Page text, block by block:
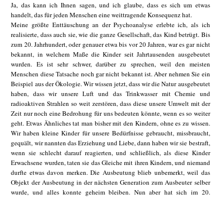
Ja, das kann ich Ihnen sagen, und ich glaube, dass es sich um etwas
handelt, das für jeden Menschen eine weittragende Konsequenz hat.
Meine größte Enttäuschung an der Psychoanalyse erlebte ich, als ich
realisierte, dass auch sie, wie die ganze Gesellschaft, das Kind betrügt. Bis
zum 20. Jahrhundert, oder genauer etwa bis vor 20 Jahren, war es gar nicht
bekannt, in welchem Maße die Kinder seit Jahrtausenden ausgebeutet
wurden. Es ist sehr schwer, darüber zu sprechen, weil den meisten
Menschen diese Tatsache noch gar nicht bekannt ist. Aber nehmen Sie ein
Beispiel aus der Ökologie. Wir wissen jetzt, dass wir die Natur ausgebeutet
haben, dass wir unsere Luft und das Trinkwasser mit Chemie und
radioaktiven Strahlen so weit zerstören, dass diese unsere Umwelt mit der
Zeit nur noch eine Bedrohung für uns bedeuten könnte, wenn es so weiter
geht. Etwas Ähnliches tat man bisher mit den Kindern, ohne es zu wissen.
Wir haben kleine Kinder für unsere Bedürfnisse gebraucht, missbraucht,
gequält, wir nannten das Erziehung und Liebe, dann haben wir sie bestraft,
wenn sie schlecht darauf reagierten, und schließlich, als diese Kinder
Erwachsene wurden, taten sie das Gleiche mit ihren Kindern, und niemand
durfte etwas davon merken. Die Ausbeutung blieb unbemerkt, weil das
Objekt der Ausbeutung in der nächsten Generation zum Ausbeuter selber
wurde, und alles konnte geheim bleiben. Nun aber hat sich im 20.